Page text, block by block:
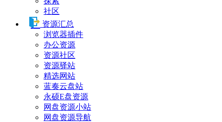
社区
资源汇总
浏览器插件
办公资源
资源社区
资源驿站
精选网站
蓝奏云盘站
永硕E盘资源
网盘资源小站
网盘资源导航